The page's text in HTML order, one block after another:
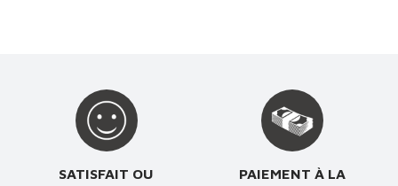
SATISFAIT OU
PAIEMENT À LA